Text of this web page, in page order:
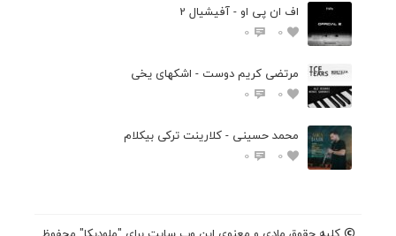
اف ان پی او - آفیشیال 2
0
0
مرتضی کریم دوست - اشکهای یخی
0
0
محمد حسینی - کلارینت ترکی بیکلام
0
0